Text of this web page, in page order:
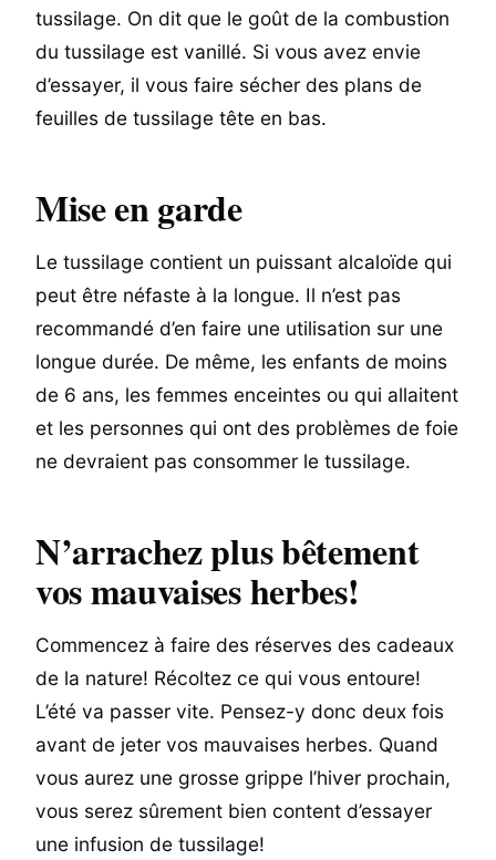
tussilage. On dit que le goût de la combustion
du tussilage est vanillé. Si vous avez envie
d’essayer, il vous faire sécher des plans de
feuilles de tussilage tête en bas.
Mise en garde
Le tussilage contient un puissant alcaloïde qui
peut être néfaste à la longue. Il n’est pas
recommandé d’en faire une utilisation sur une
longue durée. De même, les enfants de moins
de 6 ans, les femmes enceintes ou qui allaitent
et les personnes qui ont des problèmes de foie
ne devraient pas consommer le tussilage.
N’arrachez plus bêtement
vos mauvaises herbes!
Commencez à faire des réserves des cadeaux
de la nature! Récoltez ce qui vous entoure!
L’été va passer vite. Pensez-y donc deux fois
avant de jeter vos mauvaises herbes. Quand
vous aurez une grosse grippe l’hiver prochain,
vous serez sûrement bien content d’essayer
une infusion de tussilage!